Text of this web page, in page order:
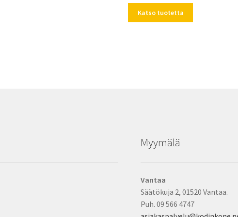
Katso tuotetta
Myymälä
Vantaa
Säätökuja 2, 01520 Vantaa.
Puh. 09 566 4747